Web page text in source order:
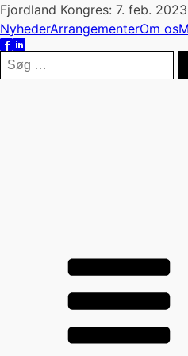
Fjordland Kongres: 7. feb.
NyhederArrangementerOm os
Søg
efter: